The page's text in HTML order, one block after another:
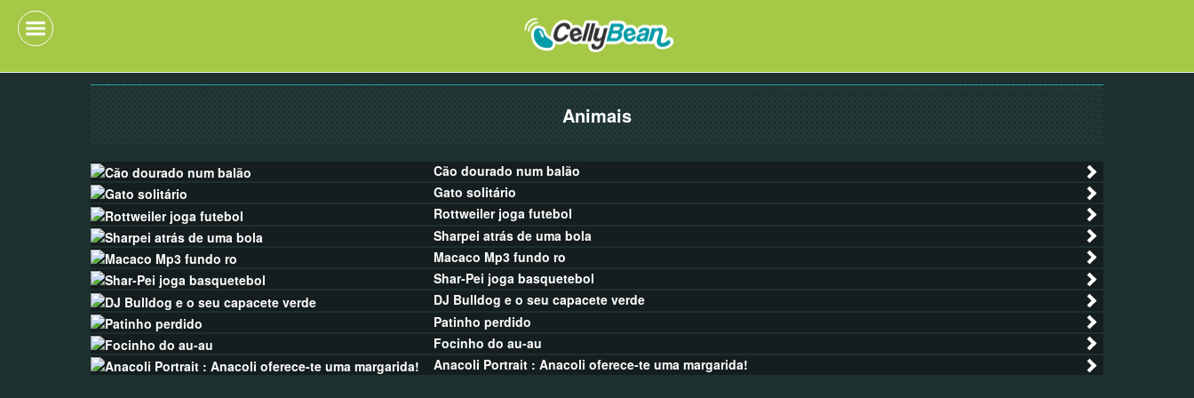
Animais
Cão dourado num balão
Gato solitário
Rottweiler joga futebol
Sharpei atrás de uma bola
Macaco Mp3 fundo ro
Shar-Pei joga basquetebol
DJ Bulldog e o seu capacete verde
Patinho perdido
Focinho do au-au
Anacoli Portrait : Anacoli oferece-te uma margarida!